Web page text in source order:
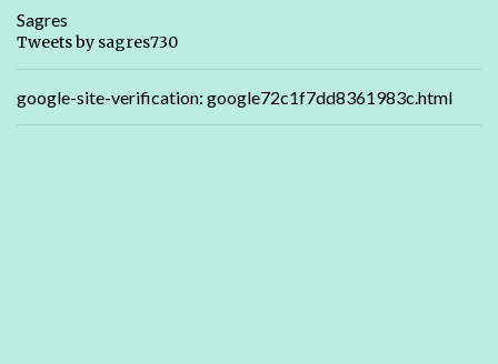
Sagres
Tweets by sagres730
google-site-verification: google72c1f7dd8361983c.html